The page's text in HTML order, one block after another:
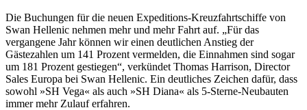
Die Buchungen für die neuen Expeditions-Kreuzfahrtschiffe von
Swan Hellenic nehmen mehr und mehr Fahrt auf. „Für das
vergangene Jahr können wir einen deutlichen Anstieg der
Gästezahlen um 141 Prozent vermelden, die Einnahmen sind sogar
um 181 Prozent gestiegen“, verkündet Thomas Harrison, Director
Sales Europa bei Swan Hellenic. Ein deutliches Zeichen dafür, dass
sowohl »SH Vega« als auch »SH Diana« als 5-Sterne-Neubauten
immer mehr Zulauf erfahren.